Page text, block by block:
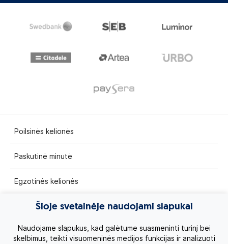
Poilsinės kelionės
Paskutinė minutė
Egzotinės kelionės
Kruizai
Kelionės po Lietuvą
Šioje svetainėje naudojami slapukai
Naudojame slapukus, kad galėtume suasmeninti turinį bei
skelbimus, teikti visuomeninės medijos funkcijas ir analizuoti